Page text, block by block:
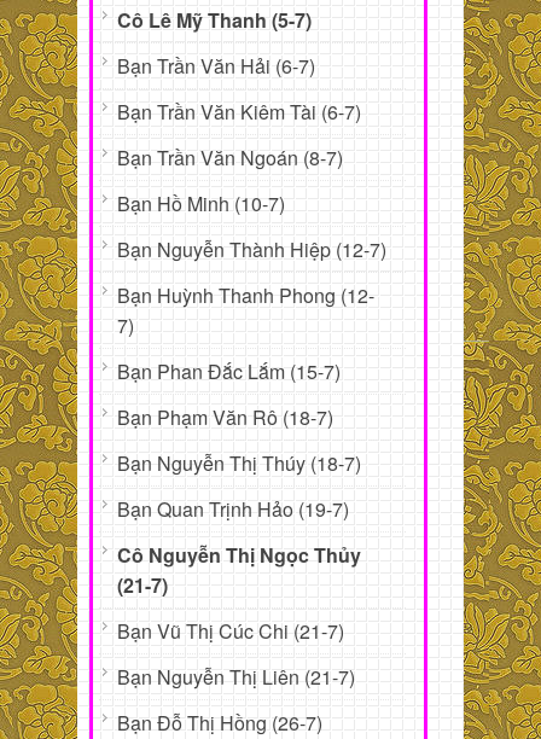
Cô Lê Mỹ Thanh (5-7)
Bạn Trần Văn Hải (6-7)
Bạn Trần Văn Kiêm Tài (6-7)
Bạn Trần Văn Ngoán (8-7)
Bạn Hồ Minh (10-7)
Bạn Nguyễn Thành Hiệp (12-7)
Bạn Huỳnh Thanh Phong (12-
7)
Bạn Phan Đắc Lắm (15-7)
Bạn Phạm Văn Rô (18-7)
Bạn Nguyễn Thị Thúy (18-7)
Bạn Quan Trịnh Hảo (19-7)
Cô Nguyễn Thị Ngọc Thủy
(21-7)
Bạn Vũ Thị Cúc Chi (21-7)
Bạn Nguyễn Thị Liên (21-7)
Bạn Đỗ Thị Hồng (26-7)